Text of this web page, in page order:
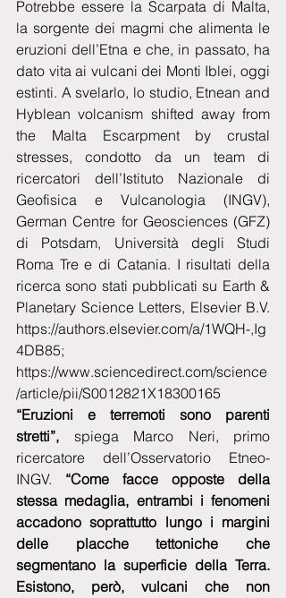
Potrebbe essere la Scarpata di Malta,
la sorgente dei magmi che alimenta le
eruzioni dell’Etna e che, in passato, ha
dato vita ai vulcani dei Monti Iblei, oggi
estinti. A svelarlo, lo studio, Etnean and
Hyblean volcanism shifted away from
the Malta Escarpment by crustal
stresses, condotto da un team di
ricercatori dell’Istituto Nazionale di
Geofisica e Vulcanologia (INGV),
German Centre for Geosciences (GFZ)
di Potsdam, Università degli Studi
Roma Tre e di Catania. I risultati della
ricerca sono stati pubblicati su Earth &
Planetary Science Letters, Elsevier B.V.
https://authors.elsevier.com/a/1WQH-,Ig
4DB85;
https://www.sciencedirect.com/science
/article/pii/S0012821X18300165
“Eruzioni e terremoti sono parenti
stretti”, spiega Marco Neri, primo
ricercatore dell’Osservatorio Etneo-
INGV. “Come facce opposte della
stessa medaglia, entrambi i fenomeni
accadono soprattutto lungo i margini
delle placche tettoniche che
segmentano la superficie della Terra.
Esistono, però, vulcani che non